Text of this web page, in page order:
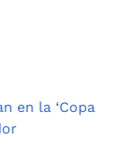
en la ‘Copa